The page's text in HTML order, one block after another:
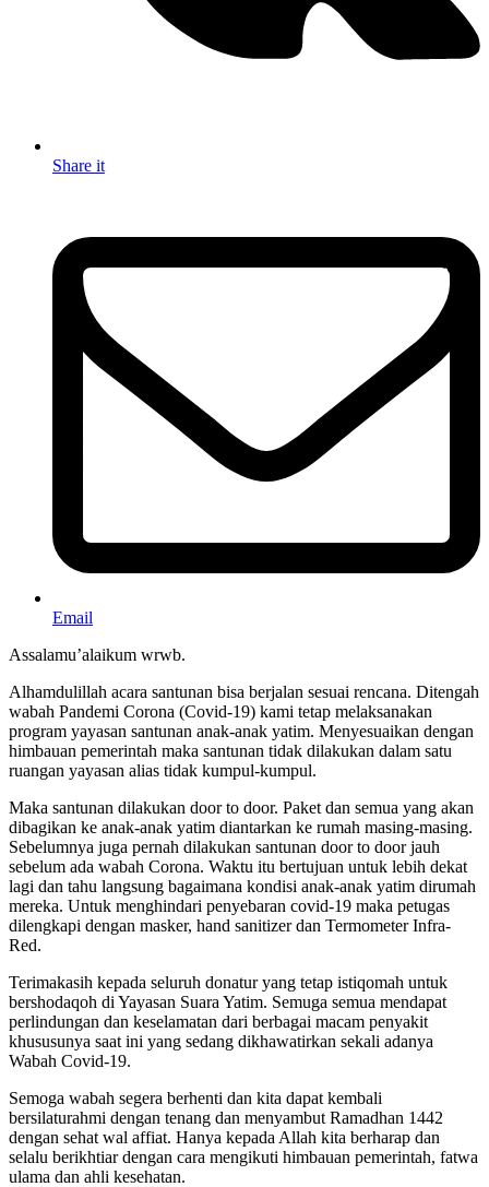
Share it
Email
Assalamu’alaikum wrwb.
Alhamdulillah acara santunan bisa berjalan sesuai rencana. Ditengah
wabah Pandemi Corona (Covid-19) kami tetap melaksanakan
program yayasan santunan anak-anak yatim. Menyesuaikan dengan
himbauan pemerintah maka santunan tidak dilakukan dalam satu
ruangan yayasan alias tidak kumpul-kumpul.
Maka santunan dilakukan door to door. Paket dan semua yang akan
dibagikan ke anak-anak yatim diantarkan ke rumah masing-masing.
Sebelumnya juga pernah dilakukan santunan door to door jauh
sebelum ada wabah Corona. Waktu itu bertujuan untuk lebih dekat
lagi dan tahu langsung bagaimana kondisi anak-anak yatim dirumah
mereka. Untuk menghindari penyebaran covid-19 maka petugas
dilengkapi dengan masker, hand sanitizer dan Termometer Infra-
Red.
Terimakasih kepada seluruh donatur yang tetap istiqomah untuk
bershodaqoh di Yayasan Suara Yatim. Semuga semua mendapat
perlindungan dan keselamatan dari berbagai macam penyakit
khususunya saat ini yang sedang dikhawatirkan sekali adanya
Wabah Covid-19.
Semoga wabah segera berhenti dan kita dapat kembali
bersilaturahmi dengan tenang dan menyambut Ramadhan 1442
dengan sehat wal affiat. Hanya kepada Allah kita berharap dan
selalu berikhtiar dengan cara mengikuti himbauan pemerintah, fatwa
ulama dan ahli kesehatan.